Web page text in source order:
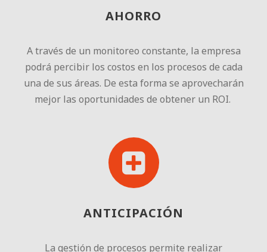
AHORRO
A través de un monitoreo constante, la empresa
podrá percibir los costos en los procesos de cada
una de sus áreas. De esta forma se aprovecharán
mejor las oportunidades de obtener un ROI.
ANTICIPACIÓN
La gestión de procesos permite realizar